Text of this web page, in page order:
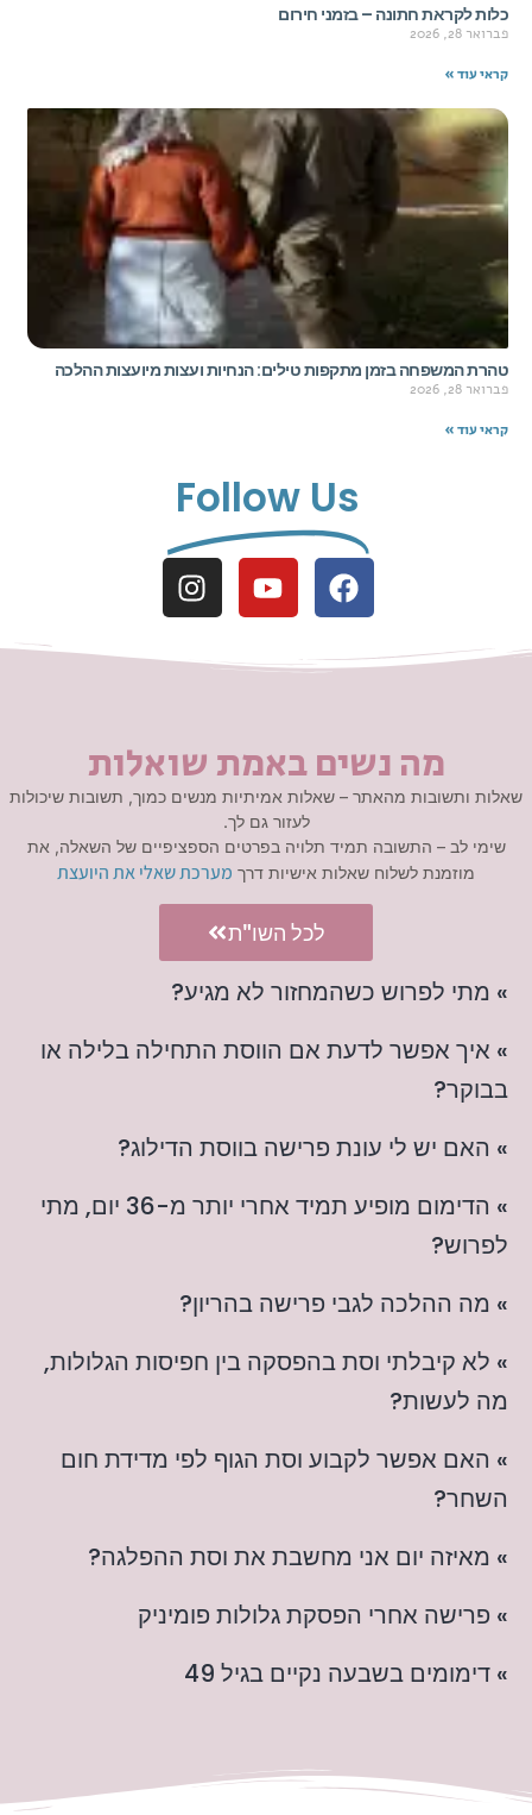
כלות לקראת חתונה – בזמני חירום
פברואר 28, 2026
קראי עוד »
טהרת המשפחה בזמן מתקפות טילים: הנחיות ועצות מיועצות ההלכה
פברואר 28, 2026
קראי עוד »
Follow Us
» מתי לפרוש כשהמחזור לא מגיע?
» איך אפשר לדעת אם הווסת התחילה בלילה או
בבוקר?
» האם יש לי עונת פרישה בווסת הדילוג?
» הדימום מופיע תמיד אחרי יותר מ-36 יום, מתי
לפרוש?
» מה ההלכה לגבי פרישה בהריון?
» לא קיבלתי וסת בהפסקה בין חפיסות הגלולות,
מה לעשות?
» האם אפשר לקבוע וסת הגוף לפי מדידת חום
השחר?
» מאיזה יום אני מחשבת את וסת ההפלגה?
» פרישה אחרי הפסקת גלולות פומיניק
» דימומים בשבעה נקיים בגיל 49
מה נשים באמת שואלות
שאלות ותשובות מהאתר – שאלות אמיתיות מנשים כמוך, תשובות שיכולות
לעזור גם לך.
שימי לב – התשובה תמיד תלויה בפרטים הספציפיים של השאלה, את
מוזמנת לשלוח שאלות אישיות דרך מערכת שאלי את היועצת
לכל השו"ת